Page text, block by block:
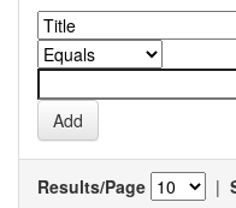
Results/Page |